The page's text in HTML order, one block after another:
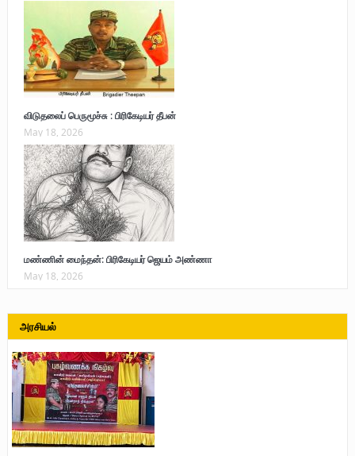
விடுதலைப் பெருமூச்சு : பிரிகேடியர் தீபன்
May 18, 2026
மண்ணின் மைந்தன்: பிரிகேடியர் ஜெயம் அண்ணா
May 18, 2026
அரசியல்